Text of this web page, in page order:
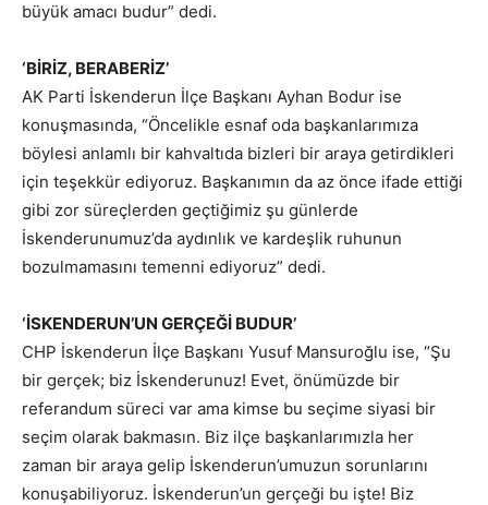
büyük amacı budur” dedi.
‘BİRİZ, BERABERİZ’
AK Parti İskenderun İlçe Başkanı Ayhan Bodur ise
konuşmasında, “Öncelikle esnaf oda başkanlarımıza
böylesi anlamlı bir kahvaltıda bizleri bir araya getirdikleri
için teşekkür ediyoruz. Başkanımın da az önce ifade ettiği
gibi zor süreçlerden geçtiğimiz şu günlerde
İskenderunumuz’da aydınlık ve kardeşlik ruhunun
bozulmamasını temenni ediyoruz” dedi.
‘İSKENDERUN’UN GERÇEĞİ BUDUR’
CHP İskenderun İlçe Başkanı Yusuf Mansuroğlu ise, “Şu
bir gerçek; biz İskenderunuz! Evet, önümüzde bir
referandum süreci var ama kimse bu seçime siyasi bir
seçim olarak bakmasın. Biz ilçe başkanlarımızla her
zaman bir araya gelip İskenderun’umuzun sorunlarını
konuşabiliyoruz. İskenderun’un gerçeği bu işte! Biz